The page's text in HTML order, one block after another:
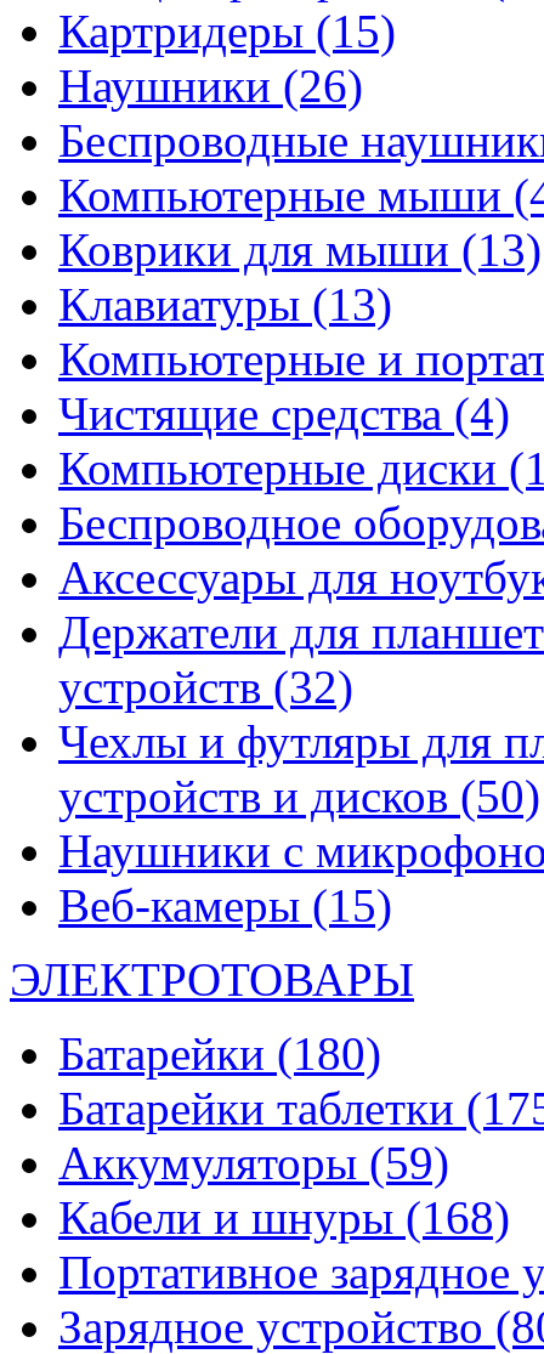
Картридеры (15)
Наушники (26)
Беспроводные
Компьютерные мыши
Коврики для мыши (13)
Клавиатуры (13)
Компьютерные и
Чистящие средства (4)
Компьютерные диски
Беспроводное
Аксессуары для
Держатели для
устройств (32)
Чехлы и футляры для
устройств и дисков (50)
Наушники с
Веб-камеры (15)
ЭЛЕКТРОТОВАРЫ
Батарейки (180)
Батарейки таблетки
Аккумуляторы (59)
Кабели и шнуры (168)
Портативное зарядное
Зарядное устройство